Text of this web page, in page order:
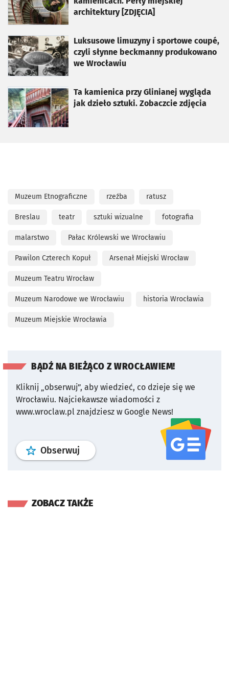
architektury [ZDJĘCIA]
Luksusowe limuzyny i sportowe coupé,
czyli słynne beckmanny produkowano
we Wrocławiu
otworzy się w nowej karcie
Ta kamienica przy Glinianej wygląda
jak dzieło sztuki. Zobaczcie zdjęcia
otworzy się w nowej karcie
Muzeum Etnograficzne rzeźba ratusz
Breslau teatr sztuki wizualne fotografia
malarstwo Pałac Królewski we Wrocławiu
Pawilon Czterech Kopuł Arsenał Miejski Wrocław
Muzeum Teatru Wrocław
Muzeum Narodowe we Wrocławiu historia Wrocławia
Muzeum Miejskie Wrocławia
BĄDŹ NA BIEŻĄCO Z WROCŁAWIEM!
Kliknij „obserwuj”, aby wiedzieć, co dzieje się we
Wrocławiu. Najciekawsze wiadomości z
www.wroclaw.pl znajdziesz w Google News!
Obserwuj profil serwisu
ZOBACZ TAKŻE